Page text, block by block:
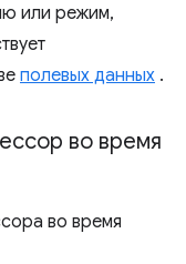
или режим,
полевых данных .
во время
во время